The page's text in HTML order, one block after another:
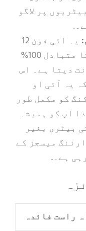
لاگو
یہ آئی فون 12
منی او ای ایم بیٹری کا متبادل 100%
اس
او
طور
ہمیشہ
بغیر
کے